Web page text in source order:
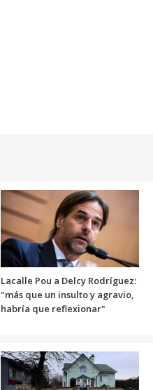
Lacalle Pou a Delcy Rodríguez:
"más que un insulto y agravio,
habría que reflexionar"